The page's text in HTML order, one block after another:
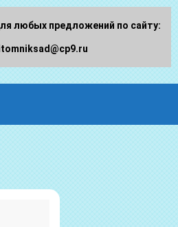
любых предложений по сайту: